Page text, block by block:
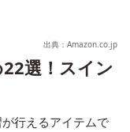
出典：Amazon.co.jp
選！スイン
行えるアイテムで